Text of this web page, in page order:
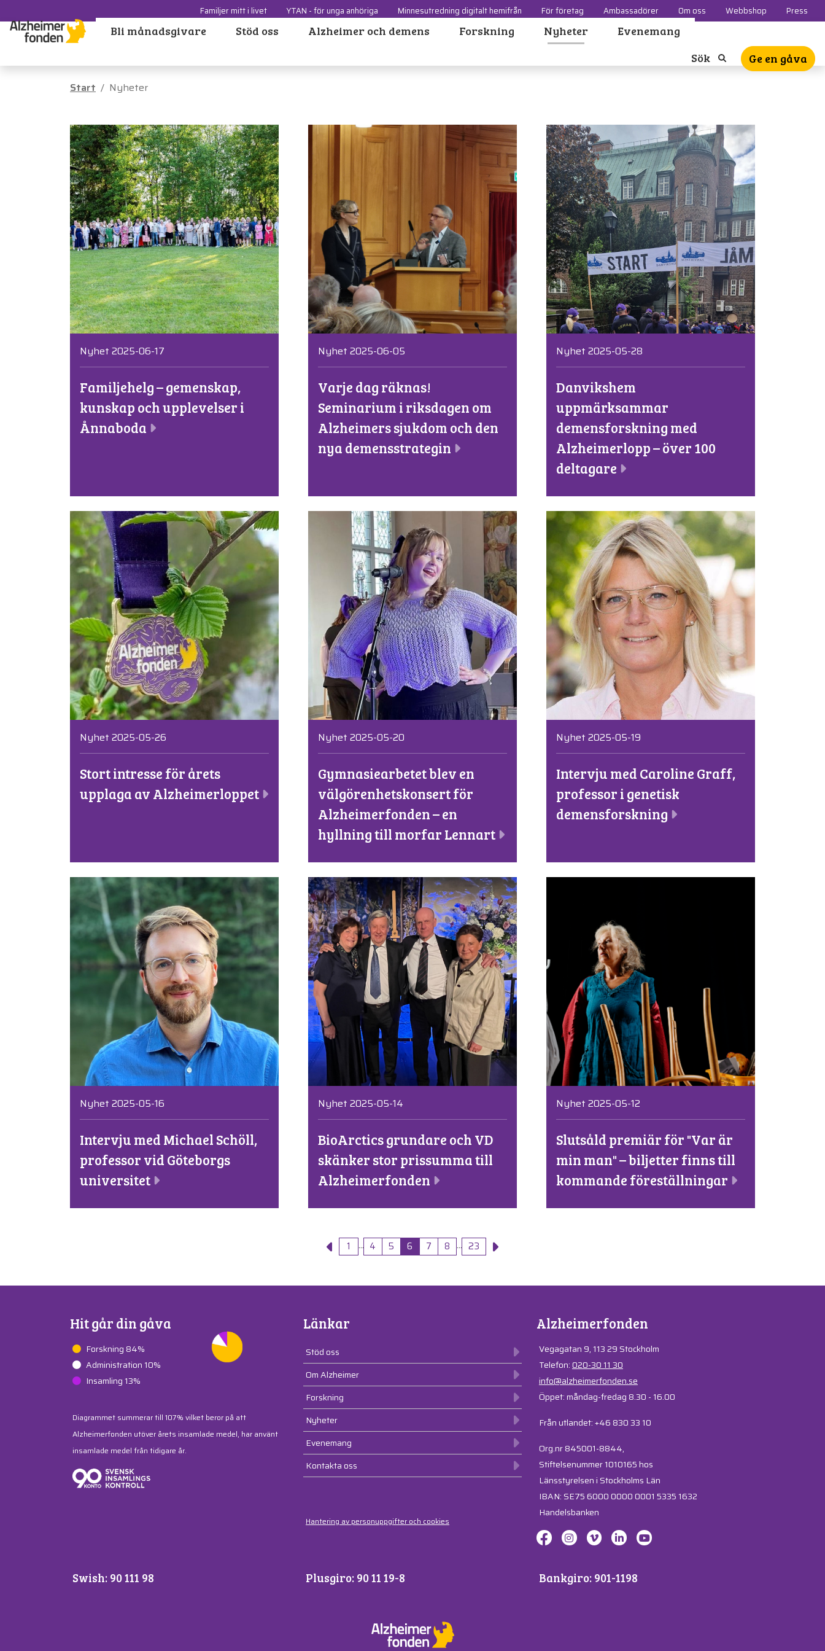
Familjer mitt i livet YTAN - för unga anhöriga Minnesutredning digitalt hemifrån För företag Ambassadörer Om oss Webbshop Press
Sök Ge en gåva
Bli månadsgivare Stöd oss Alzheimer och demens Forskning Nyheter Evenemang
Start Nyheter
Nyhet 2025-06-17
Familjehelg – gemenskap,
kunskap och upplevelser i
Ånnaboda
Nyhet 2025-06-05
Varje dag räknas!
Seminarium i riksdagen om
Alzheimers sjukdom och den
nya demensstrategin
Nyhet 2025-05-28
Danvikshem
uppmärksammar
demensforskning med
Alzheimerlopp – över 100
deltagare
Nyhet 2025-05-26
Stort intresse för årets
upplaga av Alzheimerloppet
Nyhet 2025-05-20
Gymnasiearbetet blev en
välgörenhetskonsert för
Alzheimerfonden – en
hyllning till morfar Lennart
Nyhet 2025-05-19
Intervju med Caroline Graff,
professor i genetisk
demensforskning
Nyhet 2025-05-16
Intervju med Michael Schöll,
professor vid Göteborgs
universitet
Nyhet 2025-05-14
BioArctics grundare och VD
skänker stor prissumma till
Alzheimerfonden
Nyhet 2025-05-12
Slutsåld premiär för "Var är
min man" – biljetter finns till
kommande föreställningar
1 ... 4 5 6 7 8 ... 23
Hit går din gåva
Forskning 84%
Administration 10%
Insamling 13%
Diagrammet summerar till 107% vilket beror på att
Alzheimerfonden utöver årets insamlade medel, har använt
insamlade medel från tidigare år.
Länkar
Stöd oss
Om Alzheimer
Forskning
Nyheter
Evenemang
Kontakta oss
Hantering av personuppgifter och cookies
Alzheimerfonden
Vegagatan 9, 113 29 Stockholm
Telefon:020-30 11 30
info@alzheimerfonden.se
Öppet: måndag-fredag 8.30 - 16.00
Från utlandet: +46 830 33 10
Org.nr 845001-8844,
Stiftelsenummer 1010165 hos
Länsstyrelsen i Stockholms Län
IBAN: SE75 6000 0000 0001 5335 1632
Handelsbanken
Swish: 90 111 98 Plusgiro: 90 11 19-8 Bankgiro: 901-1198